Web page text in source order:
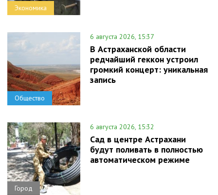
Экономика
Общество
6 августа 2026, 15:37
В Астраханской области
редчайший геккон устроил
громкий концерт: уникальная
запись
Город
6 августа 2026, 15:32
Сад в центре Астрахани
будут поливать в полностью
автоматическом режиме